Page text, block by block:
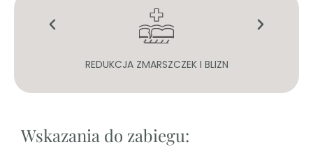
REDUKCJA ZMARSZCZEK I BLIZN
Wskazania do zabiegu: